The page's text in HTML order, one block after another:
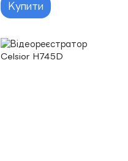
Купити